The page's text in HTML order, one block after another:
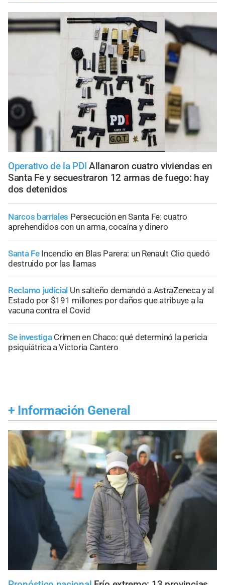
Operativo de la PDI Allanaron cuatro viviendas en
Santa Fe y secuestraron 12 armas de fuego: hay
dos detenidos
Narcos barriales Persecución en Santa Fe: cuatro
aprehendidos con un arma, cocaína y dinero
Santa Fe Incendio en Blas Parera: un Renault Clio quedó
destruido por las llamas
Reclamo judicial Un salteño demandó a AstraZeneca y al
Estado por $191 millones por daños que atribuye a la
vacuna contra el Covid
Se investiga Crimen en Chaco: qué determinó la pericia
psiquiátrica a Victoria Cantero
+ Información General